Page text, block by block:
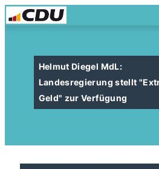
Helmut Diegel MdL:
Landesregierung stellt
Geld" zur Verfügung